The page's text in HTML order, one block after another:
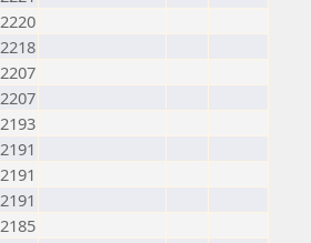
2220
2218
2207
2207
2193
2191
2191
2191
2185